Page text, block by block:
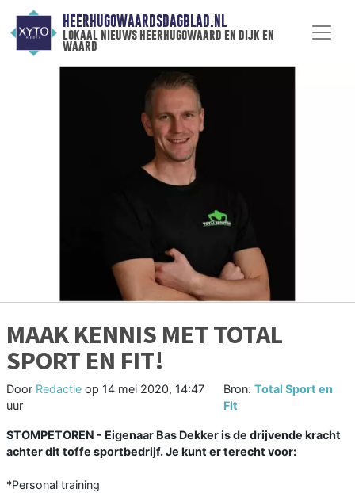
HEERHUGOWAARDSDAGBLAD.NL
lokaal nieuws heerhugowaard en dijk en
waard
MAAK KENNIS MET TOTAL
SPORT EN FIT!
Door Redactie op 14 mei 2020, 14:47
uur
Bron: Total Sport en
Fit
STOMPETOREN - Eigenaar Bas Dekker is de drijvende kracht
achter dit toffe sportbedrijf. Je kunt er terecht voor:
*Personal training